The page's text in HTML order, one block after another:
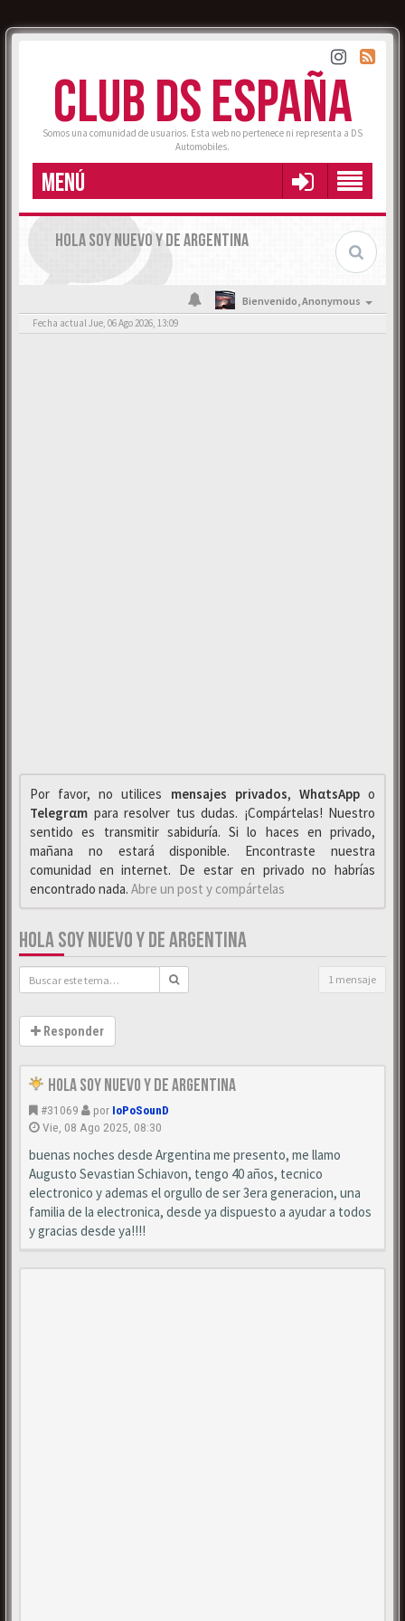
CLUB DS ESPAÑA
Somos una comunidad de usuarios. Esta web no pertenece ni representa a DS
Automobiles.
MENÚ
HOLA SOY NUEVO Y DE ARGENTINA
Bienvenido,Anonymous
Fecha actual Jue, 06 Ago 2026, 13:09
Por favor, no utilices mensajes privados, WhαtsAppo
Telegrαm para resolver tus dudas. ¡Compártelas! Nuestro
sentido es transmitir sabiduría. Si lo haces en privado,
mañana no estará disponible. Encontraste nuestra
comunidad en internet. De estar en privado no habrías
encontrado nada. Abre un post y compártelas
HOLA SOY NUEVO Y DE ARGENTINA
1 mensaje
Responder
Hola Soy Nuevo y de Argentina
#31069 por IoPoSounD
Vie, 08 Ago 2025, 08:30
buenas noches desde Argentina me presento, me llamo
Augusto Sevastian Schiavon, tengo 40 años, tecnico
electronico y ademas el orgullo de ser 3era generacion, una
familia de la electronica, desde ya dispuesto a ayudar a todos
y gracias desde ya!!!!